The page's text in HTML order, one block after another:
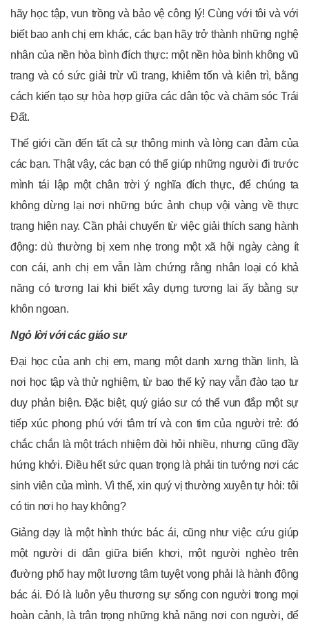
hãy học tập, vun trồng và bảo vệ công lý! Cùng với tôi và với
biết bao anh chị em khác, các bạn hãy trở thành những nghệ
nhân của nền hòa bình đích thực: một nền hòa bình không vũ
trang và có sức giải trừ vũ trang, khiêm tốn và kiên trì, bằng
cách kiến tạo sự hòa hợp giữa các dân tộc và chăm sóc Trái
Đất.
Thế giới cần đến tất cả sự thông minh và lòng can đảm của
các bạn. Thật vậy, các bạn có thể giúp những người đi trước
mình tái lập một chân trời ý nghĩa đích thực, để chúng ta
không dừng lại nơi những bức ảnh chụp vội vàng về thực
trạng hiện nay. Cần phải chuyển từ việc giải thích sang hành
động: dù thường bị xem nhẹ trong một xã hội ngày càng ít
con cái, anh chị em vẫn làm chứng rằng nhân loại có khả
năng có tương lai khi biết xây dựng tương lai ấy bằng sự
khôn ngoan.
Ngỏ lời với các giáo sư
Đại học của anh chị em, mang một danh xưng thần linh, là
nơi học tập và thử nghiệm, từ bao thế kỷ nay vẫn đào tạo tư
duy phản biện. Đặc biệt, quý giáo sư có thể vun đắp một sự
tiếp xúc phong phú với tâm trí và con tim của người trẻ: đó
chắc chắn là một trách nhiệm đòi hỏi nhiều, nhưng cũng đầy
hứng khởi. Điều hết sức quan trọng là phải tin tưởng nơi các
sinh viên của mình. Vì thế, xin quý vị thường xuyên tự hỏi: tôi
có tin nơi họ hay không?
Giảng dạy là một hình thức bác ái, cũng như việc cứu giúp
một người di dân giữa biển khơi, một người nghèo trên
đường phố hay một lương tâm tuyệt vọng phải là hành động
bác ái. Đó là luôn yêu thương sự sống con người trong mọi
hoàn cảnh, là trân trọng những khả năng nơi con người, để